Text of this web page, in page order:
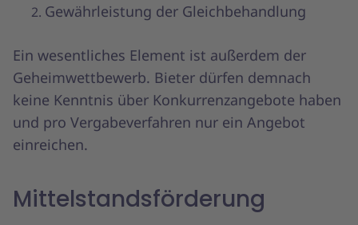
Gewährleistung der Gleichbehandlung
Ein wesentliches Element ist außerdem der
Geheimwettbewerb. Bieter dürfen demnach
keine Kenntnis über Konkurrenzangebote haben
und pro Vergabeverfahren nur ein Angebot
einreichen.
Mittelstandsförderung